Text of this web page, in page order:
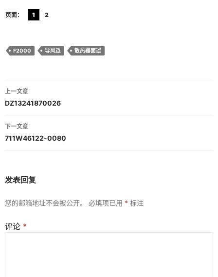
页面： 1 2
F2000 导风罩 散热器面罩
文
章
导
航
上一文章
DZ13241870026
下一文章
711W46122-0080
发表回复
您的邮箱地址不会被公开。 必填项已用 * 标注
评论 *